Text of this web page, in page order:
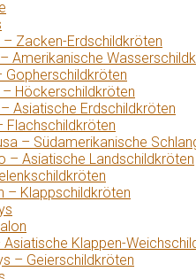
Zacken-Erdschildkröten
Amerikanische
Gopherschildkröten
Höckerschildkröten
Asiatische Erdschildkröten
Flachschildkröten
– Südamerikanische
– Asiatische Landschildkröten
– Klappschildkröten
Klappen-
– Geierschildkröten